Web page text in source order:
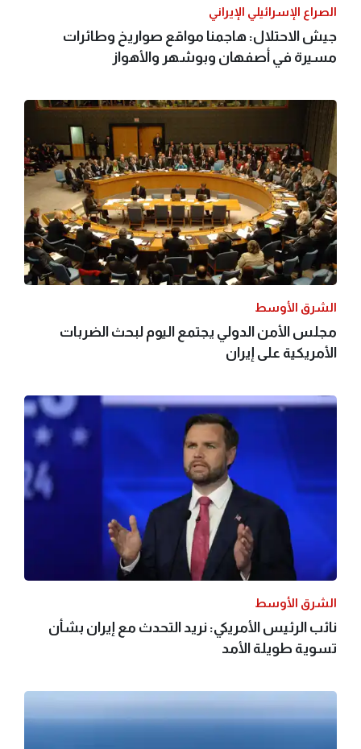
الصراع الإسرائيلي الإيراني
جيش الاحتلال: هاجمنا مواقع صواريخ وطائرات
مسيرة في أصفهان وبوشهر والأهواز
الشرق الأوسط
مجلس الأمن الدولي يجتمع اليوم لبحث الضربات
الأمريكية على إيران
الشرق الأوسط
نائب الرئيس الأمريكي: نريد التحدث مع إيران بشأن
تسوية طويلة الأمد